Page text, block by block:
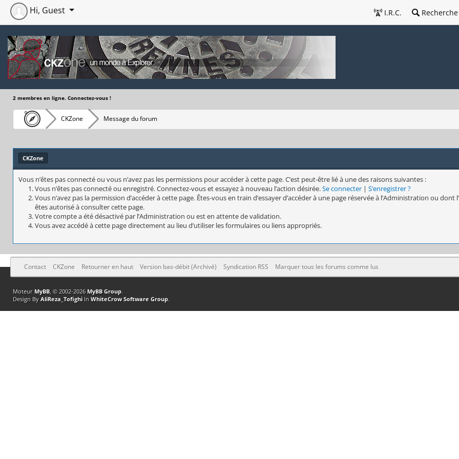
I.R.C. Recherche
Hi, Guest
2 membres en ligne. Connectez-vous !
CKZone Message du forum
CKZone
Vous n’êtes pas connecté ou vous n’avez pas les permissions pour accéder à cette page. C’est peut-être lié à une des raisons suivantes :
Vous n’êtes pas connecté ou enregistré. Connectez-vous et essayez à nouveau l’action désirée.Se connecter | S’enregistrer ?
Vous n’avez pas la permission d’accéder à cette page. Êtes-vous en train d’essayer d’accéder à une page réservée à l’Administration ou
êtes autorisé à consulter cette page.
Votre compte a été désactivé par l’Administration ou est en attente de validation.
Vous avez accédé à cette page directement au lieu d’utiliser les formulaires ou liens appropriés.
Contact CKZone Retourner en haut Version bas-débit (Archivé) Syndication RSS Marquer tous les forums comme lus
Moteur MyBB, © 2002-2026 MyBB Group.
Design By AliReza_TofighiIn WhiteCrow Software Group.